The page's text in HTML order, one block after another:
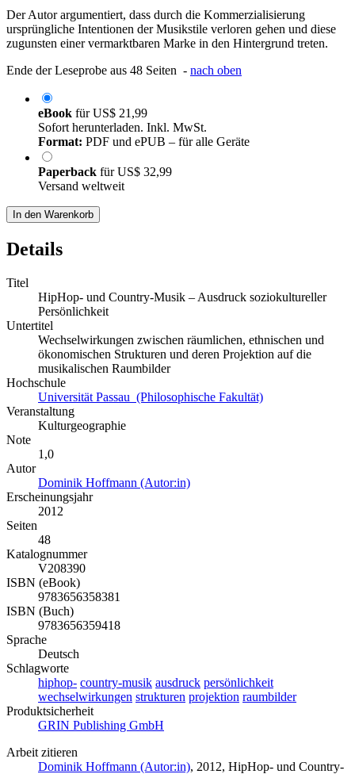
Der Autor argumentiert, dass durch die Kommerzialisierung
ursprüngliche Intentionen der Musikstile verloren gehen und diese
zugunsten einer vermarktbaren Marke in den Hintergrund treten.
Ende der Leseprobe aus 48 Seiten - nach oben
eBook fürUS$ 21,99
Sofort herunterladen. Inkl. MwSt.
Format: PDF und ePUB – für alle Geräte
Paperback fürUS$ 32,99
Versand weltweit
In den Warenkorb
Details
Titel
HipHop- und Country-Musik – Ausdruck soziokultureller
Persönlichkeit
Untertitel
Wechselwirkungen zwischen räumlichen, ethnischen und
ökonomischen Strukturen und deren Projektion auf die
musikalischen Raumbilder
Hochschule
Universität Passau (Philosophische Fakultät)
Veranstaltung
Kulturgeographie
Note
1,0
Autor
Dominik Hoffmann (Autor:in)
Erscheinungsjahr
2012
Seiten
48
Katalognummer
V208390
ISBN (eBook)
9783656358381
ISBN (Buch)
9783656359418
Sprache
Deutsch
Schlagworte
hiphop- country-musik ausdruck persönlichkeit
wechselwirkungen strukturen projektion raumbilder
Produktsicherheit
GRIN Publishing GmbH
Arbeit zitieren
Dominik Hoffmann (Autor:in), 2012, HipHop- und Country-